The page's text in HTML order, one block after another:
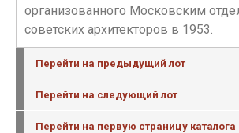
организованного Московским
советских архитекторов в 1953.
Перейти на предыдущий лот
Перейти на следующий лот
Перейти на первую страницу каталога